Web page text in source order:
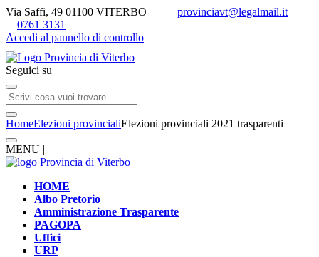
Via Saffi, 49 01100 VITERBO | provinciavt@legalmail.it |
0761 3131
Accedi al pannello di controllo
Seguici su
HomeElezioni provincialiElezioni provinciali 2021 trasparenti
MENU |
HOME
Albo Pretorio
Amministrazione Trasparente
PAGOPA
Uffici
URP